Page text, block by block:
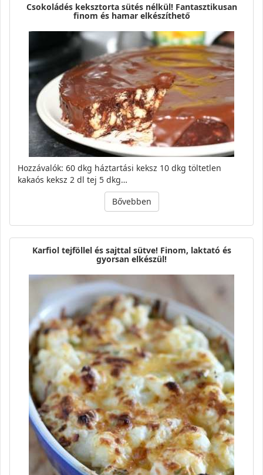
Csokoládés keksztorta sütés nélkül! Fantasztikusan
finom és hamar elkészíthető
Hozzávalók: 60 dkg háztartási keksz 10 dkg töltetlen
kakaós keksz 2 dl tej 5 dkg…
Bővebben
Karfiol tejföllel és sajttal sütve! Finom, laktató és
gyorsan elkészül!